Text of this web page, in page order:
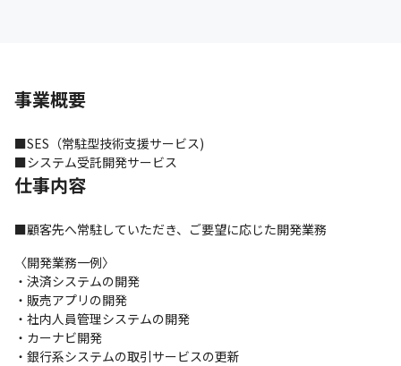
事業概要
■SES（常駐型技術支援サービス)
■システム受託開発サービス
仕事内容
■顧客先へ常駐していただき、ご要望に応じた開発業務
〈開発業務一例〉
・決済システムの開発
・販売アプリの開発
・社内人員管理システムの開発
・カーナビ開発
・銀行系システムの取引サービスの更新